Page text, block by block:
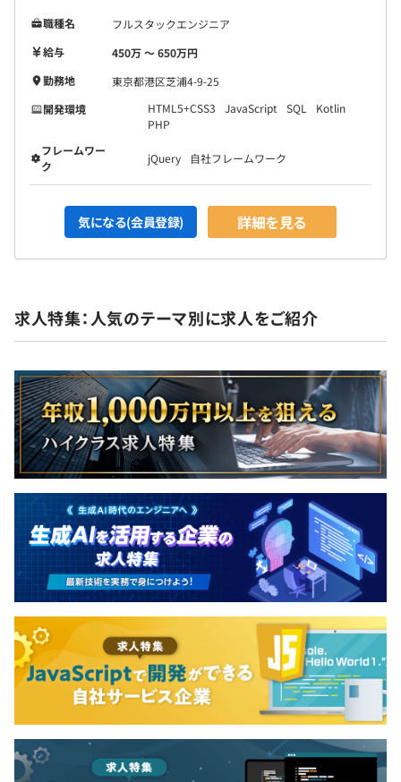
職種名
フルスタックエンジニア
給与
450万 〜 650万円
勤務地
東京都港区芝浦4-9-25
開発環境
HTML5+CSS3 JavaScript SQL
Kotlin
PHP
フレームワー
ク
jQuery 自社フレームワーク
気になる(会員登録) 詳細を見る
求人特集：人気のテーマ別に求人をご紹介